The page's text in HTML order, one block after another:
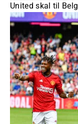
United skal til